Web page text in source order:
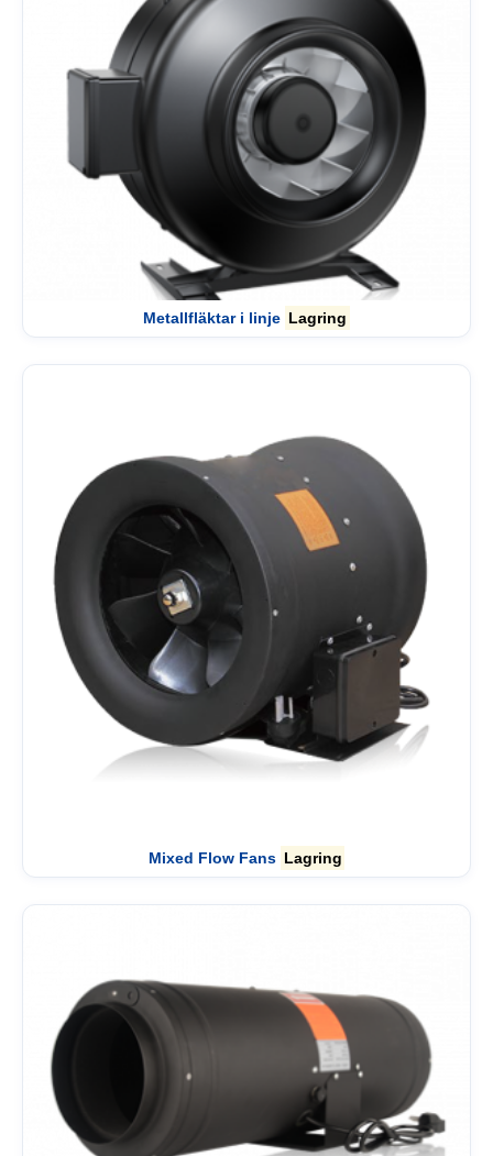
Metallfläktar i linje Lagring
Mixed Flow Fans Lagring